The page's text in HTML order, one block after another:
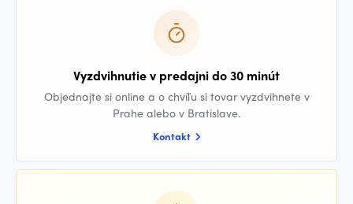
Vyzdvihnutie v predajni do 30 minút
Objednajte si online a o chvíľu si tovar vyzdvihnete v
Prahe alebo v Bratislave.
Kontakt